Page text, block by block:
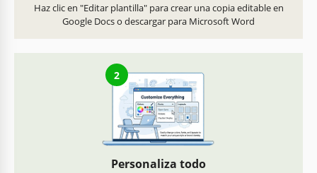
Haz clic en "Editar plantilla" para crear una copia editable en
Google Docs o descargar para Microsoft Word
2
Personaliza todo